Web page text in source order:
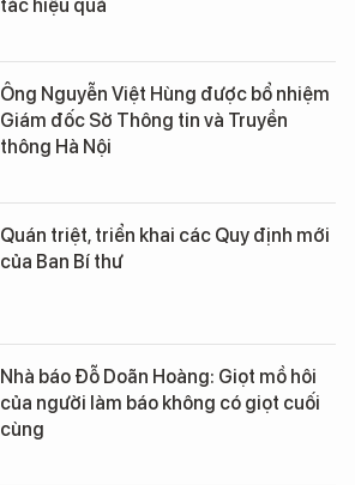
tác hiệu quả
Ông Nguyễn Việt Hùng được bổ nhiệm
Giám đốc Sở Thông tin và Truyền
thông Hà Nội
Quán triệt, triển khai các Quy định mới
của Ban Bí thư
Nhà báo Đỗ Doãn Hoàng: Giọt mồ hôi
của người làm báo không có giọt cuối
cùng